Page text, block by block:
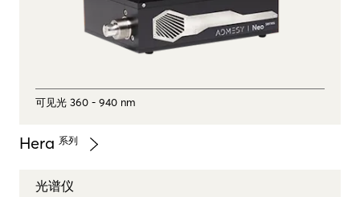
可见光 360 - 940 nm
Hera 系列
光谱仪